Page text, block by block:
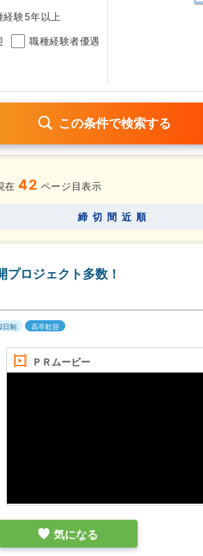
経験5年以上
職種経験者優遇
上 残業少なめ（1日1時間以内）
在 42 ページ目表示
締切間近順
プロジェクト多数！
日制 高卒歓迎
ＰＲムービー
気になる